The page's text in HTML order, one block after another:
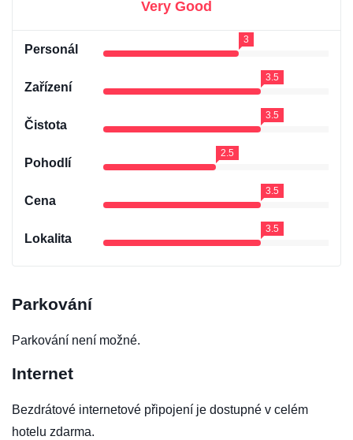
Very Good
Personál
3
Zařízení
3.5
Čistota
3.5
Pohodlí
2.5
Cena
3.5
Lokalita
3.5
Parkování
Parkování není možné.
Internet
Bezdrátové internetové připojení je dostupné v celém
hotelu zdarma.